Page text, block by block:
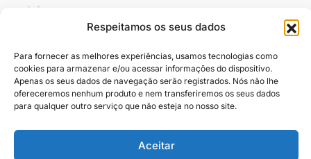
Respeitamos os seus dados
Para fornecer as melhores experiências, usamos tecnologias como
cookies para armazenar e/ou acessar informações do dispositivo.
Apenas os seus dados de navegação serão registrados. Nós não lhe
ofereceremos nenhum produto e nem transferiremos os seus dados
para qualquer outro serviço que não esteja no nosso site.
Aceitar
Siga e compartilhe
@2025. Todos os direitos reservados